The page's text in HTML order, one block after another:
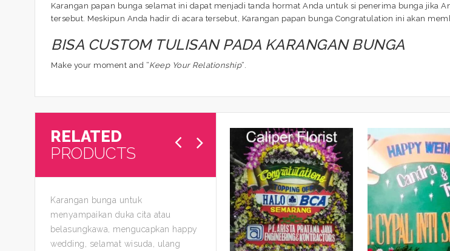
Karangan papan bunga selamat ini dapat menjadi tanda hormat Anda untuk si penerima bunga jika
tersebut. Meskipun Anda hadir di acara tersebut, Karangan papan bunga Congratulation ini akan
BISA CUSTOM TULISAN PADA KARANGAN BUNGA
Make your moment and “Keep Your Relationship“.
RELATED
PRODUCTS
Karangan bunga untuk
menyampaikan duka cita atau
belasungkawa, mengucapkan happy
wedding, selamat wisuda, ulang